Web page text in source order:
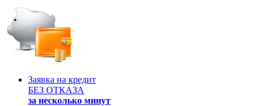
Заявка на кредит
БЕЗ ОТКАЗА
за несколько минут